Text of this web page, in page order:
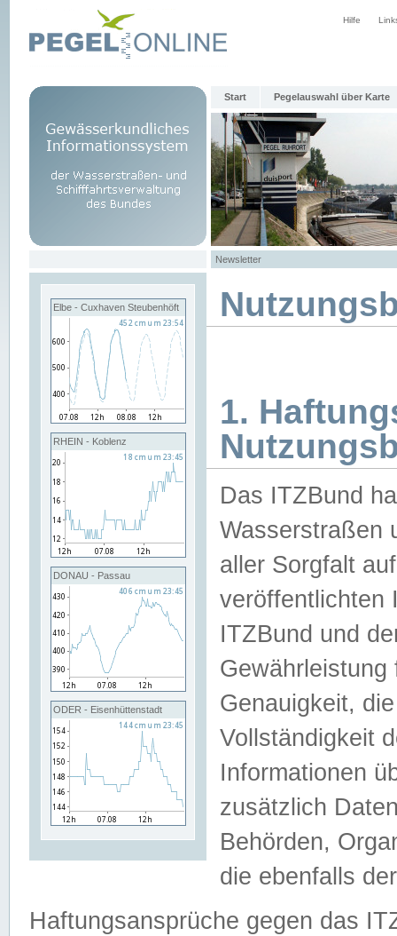
Hilfe
Start Pegelauswahl über Karte
Newsletter
Elbe - Cuxhaven Steubenhöft
RHEIN - Koblenz
DONAU - Passau
ODER - Eisenhüttenstadt
1.
Das ITZBund
Wasserstraßen
aller Sorgfalt
veröffentlichten
ITZBund und
Genauigkeit,
Vollständigkeit
Informationen
zusätzlich
Behörden,
die ebenfalls
Haftungsansprüche gegen das